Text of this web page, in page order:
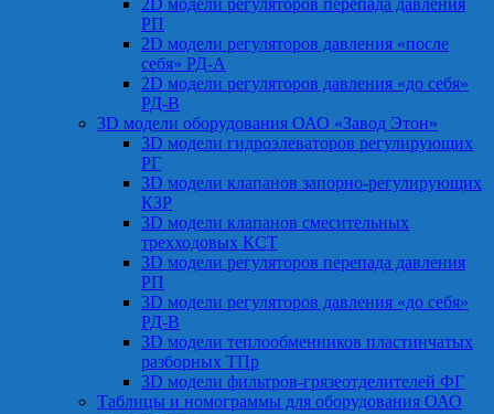
2D модели регуляторов перепада давления
РП
2D модели регуляторов давления «после
себя» РД-А
2D модели регуляторов давления «до себя»
РД-В
3D модели оборудования ОАО «Завод Этон»
3D модели гидроэлеваторов регулирующих
РГ
3D модели клапанов запорно-регулирующих
КЗР
3D модели клапанов смесительных
трехходовых КСТ
3D модели регуляторов перепада давления
РП
3D модели регуляторов давления «до себя»
РД-В
3D модели теплообменников пластинчатых
разборных ТПр
3D модели фильтров-грязеотделителей ФГ
Таблицы и номограммы для оборудования ОАО